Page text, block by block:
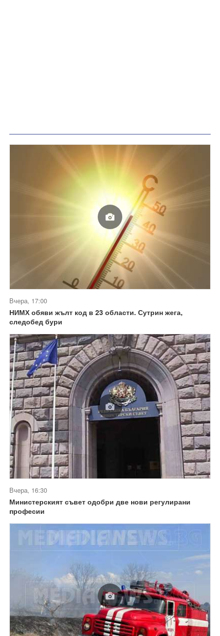
Вчера, 17:00
НИМХ обяви жълт код в 23 области. Сутрин жега,
следобед бури
Вчера, 16:30
Министерският съвет одобри две нови регулирани
професии